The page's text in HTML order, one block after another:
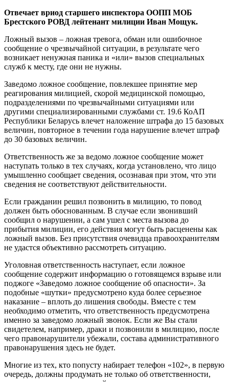
Отвечает вриод старшего инспектора ООПП МОБ
Брестского РОВД лейтенант милиции Иван Мощук.
Ложный вызов – ложная тревога, обман или ошибочное
сообщение о чрезвычайной ситуации, в результате чего
возникает ненужная паника и «или» вызов специальных
служб к месту, где они не нужны.
Заведомо ложное сообщение, повлекшее принятие мер
реагирования милицией, скорой медицинской помощью,
подразделениями по чрезвычайными ситуациями или
другими специализированными службами ст. 19.6 КоАП
Республики Беларусь влечет наложение штрафа до 15 базовых
величин, повторное в течении года нарушение влечет штраф
до 30 базовых величин.
Ответственность же за ведомо ложное сообщение может
наступать только в тех случаях, когда установлено, что лицо
умышленно сообщает сведения, осознавая при этом, что эти
сведения не соответствуют действительности.
Если гражданин решил позвонить в милицию, то повод
должен быть обоснованным. В случае если звонивший
сообщил о нарушении, а сам ушел с места вызова до
прибытия милиции, его действия могут быть расценены как
ложный вызов. Без присутствия очевидца правоохранителям
не удастся объективно рассмотреть ситуацию.
Уголовная ответственность наступает, если ложное
сообщение содержит информацию о готовящемся взрыве или
поджоге «Заведомо ложное сообщение об опасности». За
подобные «шутки» предусмотрено куда более серьезное
наказание – вплоть до лишения свободы. Вместе с тем
необходимо отметить, что ответственность предусмотрена
именно за заведомо ложный звонок. Если же Вы стали
свидетелем, например, драки и позвонили в милицию, после
чего правонарушители убежали, состава административного
правонарушения здесь не будет.
Многие из тех, кто попусту набирает телефон «102», в первую
очередь, должны продумать не только об ответственности,